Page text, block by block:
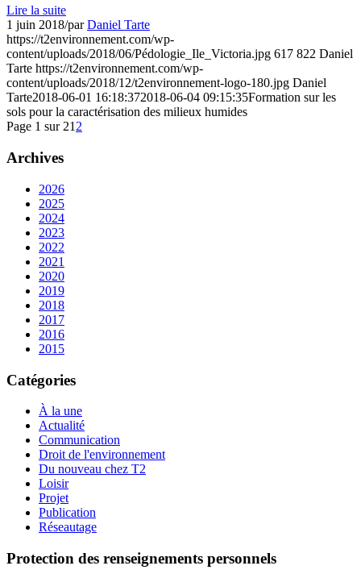
Lire la suite
1 juin 2018/parDaniel Tarte
https://t2environnement.com/wp-
content/uploads/2018/06/Pédologie_Ile_Victoria.jpg 617 822 Daniel
Tarte https://t2environnement.com/wp-
content/uploads/2018/12/t2environnement-logo-180.jpg Daniel
Tarte2018-06-01 16:18:372018-06-04 09:15:35Formation sur les
sols pour la caractérisation des milieux humides
Page 1 sur 212
Archives
2026
2025
2024
2023
2022
2021
2020
2019
2018
2017
2016
2015
Catégories
À la une
Actualité
Communication
Droit de l'environnement
Du nouveau chez T2
Loisir
Projet
Publication
Réseautage
Protection des renseignements personnels